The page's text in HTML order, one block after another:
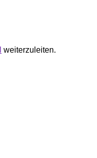
weiterzuleiten.